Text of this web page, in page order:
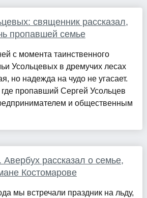
священник рассказал,
пропавшей семье
с момента таинственного
Усольцевых в дремучих лесах
но надежда на чудо не угасает.
пропавший Сергей Усольцев
и общественным
рассказал о семье,
Костомарове
мы встречали праздник на льду,